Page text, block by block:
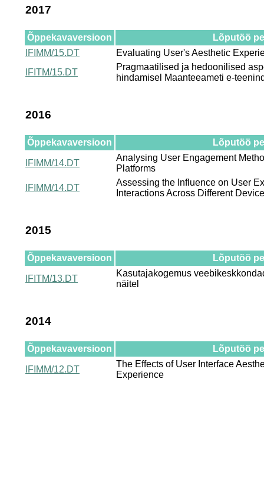
2017
Õppekavaversioon
Lõputöö
IFIMM/15.DT
Evaluating User's Aesthetic
IFITM/15.DT
Pragmaatilised ja hedoonilised
hindamisel Maanteeameti e-
2016
Õppekavaversioon Lõputöö
IFIMM/14.DT
Analysing User Engagement
Platforms
IFIMM/14.DT
Assessing the Influence on User
Interactions Across Different
2015
Õppekavaversioon Lõputöö
IFITM/13.DT
Kasutajakogemus
näitel
2014
Õppekavaversioon Lõputöö
IFIMM/12.DT
The Effects of User Interface
Experience